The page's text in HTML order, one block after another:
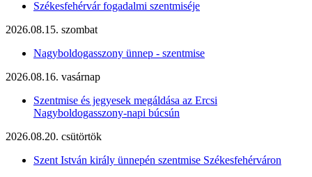
Székesfehérvár fogadalmi szentmiséje
2026.08.15. szombat
Nagyboldogasszony ünnep - szentmise
2026.08.16. vasárnap
Szentmise és jegyesek megáldása az Ercsi
Nagyboldogasszony-napi búcsún
2026.08.20. csütörtök
Szent István király ünnepén szentmise Székesfehérváron